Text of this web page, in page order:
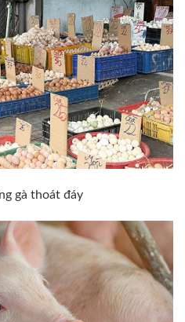
gà thoát đáy